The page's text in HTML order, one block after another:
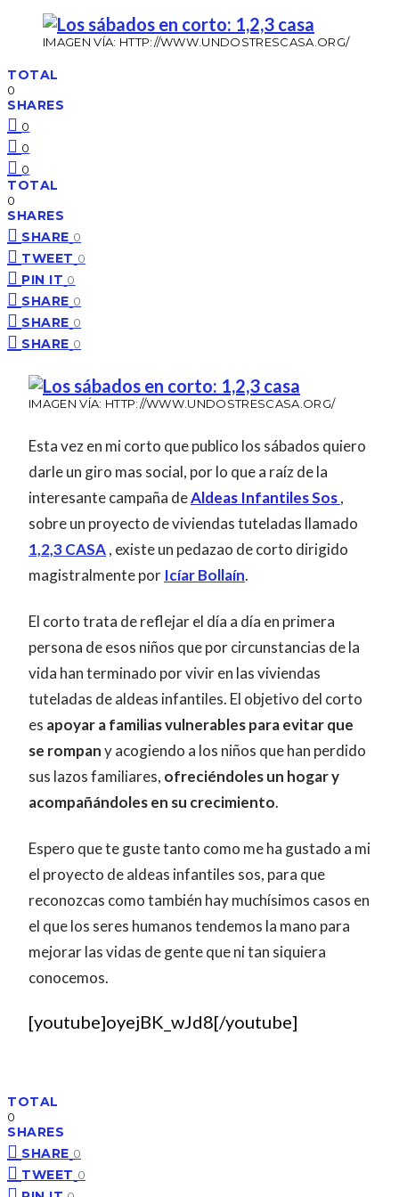
IMAGEN VÍA: HTTP://WWW.UNDOSTRESCASA.ORG/
TOTAL
0
SHARES
0
0
0
TOTAL
0
SHARES
SHARE 0
TWEET 0
PIN IT 0
SHARE 0
SHARE 0
SHARE 0
IMAGEN VÍA: HTTP://WWW.UNDOSTRESCASA.ORG/
Esta vez en mi corto que publico los sábados quiero
darle un giro mas social, por lo que a raíz de la
interesante campaña deAldeas InfantilesSos,
sobre un proyecto de viviendas tuteladas llamado
1,2,3 CASA, existe un pedazao de corto dirigido
magistralmente por Icíar Bollaín.
El corto trata de reflejar el día a día en primera
persona de esos niños que por circunstancias de la
vida han terminado por vivir en las viviendas
tuteladas de aldeas infantiles. El objetivo del corto
es apoyar a familias vulnerables para evitar que
se rompany acogiendo a los niños que han perdido
sus lazos familiares, ofreciéndoles un hogar y
acompañándoles en su crecimiento.
Espero que te guste tanto como me ha gustado a mi
el proyecto de aldeas infantiles sos, para que
reconozcas como también hay muchísimos casos en
el que los seres humanos tendemos la mano para
mejorar las vidas de gente que ni tan siquiera
conocemos.
[youtube]oyejBK_wJd8[/youtube]
TOTAL
0
SHARES
SHARE 0
TWEET 0